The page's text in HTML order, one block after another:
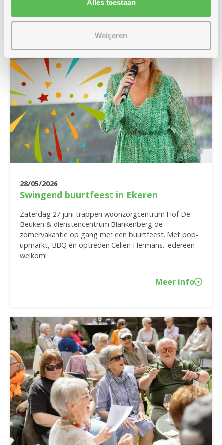
Alles toestaan
Weigeren
28/05/2026
Swingend buurtfeest in Ekeren
Zaterdag 27 juni trappen woonzorgcentrum Hof De
Beuken & dienstencentrum Blankenberg de
zomervakantie op gang met een buurtfeest. Met pop-
upmarkt, BBQ en optreden Celien Hermans. Iedereen
welkom!
Meer info